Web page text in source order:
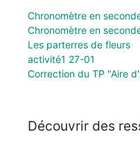
Chronomètre en
Chronomètre en
Les parterres de fleurs
activité1 27-01
Correction du TP "Aire
Découvrir des